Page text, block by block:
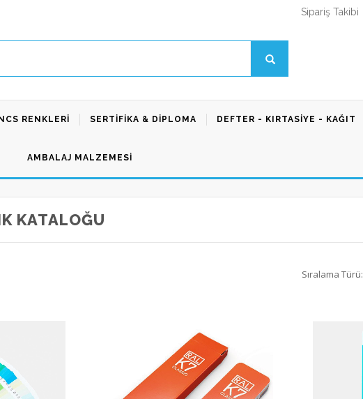
Sipariş Takibi
RENKLERI SERTIFIKA & DIPLOMA DEFTER - KIRTASIYE - KAĞIT
AMBALAJ MALZEMESI
KATALOĞU
Sıralama Türü: